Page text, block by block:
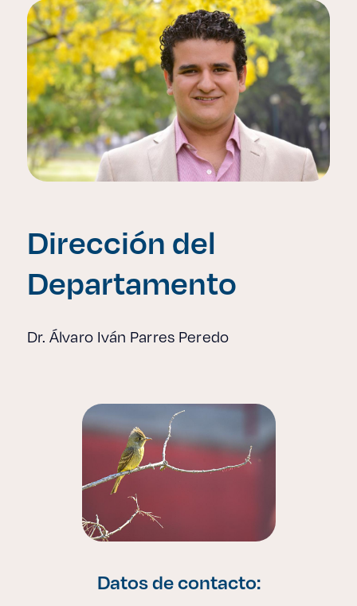
Dirección del
Departamento
Dr. Álvaro Iván Parres Peredo
Datos de contacto: